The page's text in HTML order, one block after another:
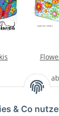
ab
& Co